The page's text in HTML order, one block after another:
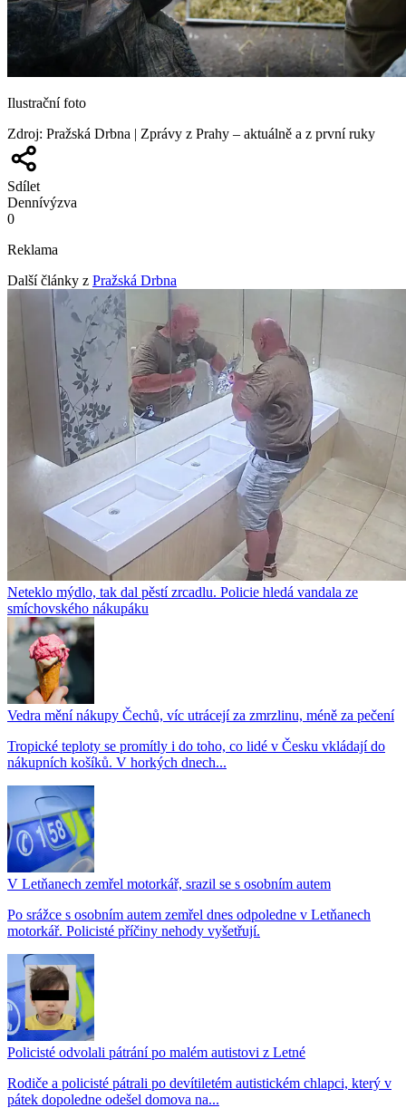
Ilustrační foto
Zdroj: Pražská Drbna | Zprávy z Prahy – aktuálně a z první ruky
Sdílet
Dennívýzva
0
Reklama
Další články z Pražská Drbna
Neteklo mýdlo, tak dal pěstí zrcadlu. Policie hledá vandala ze
smíchovského nákupáku
Vedra mění nákupy Čechů, víc utrácejí za zmrzlinu, méně za pečení
Tropické teploty se promítly i do toho, co lidé v Česku vkládají do
nákupních košíků. V horkých dnech...
V Letňanech zemřel motorkář, srazil se s osobním autem
Po srážce s osobním autem zemřel dnes odpoledne v Letňanech
motorkář. Policisté příčiny nehody vyšetřují.
Policisté odvolali pátrání po malém autistovi z Letné
Rodiče a policisté pátrali po devítiletém autistickém chlapci, který v
pátek dopoledne odešel domova na...